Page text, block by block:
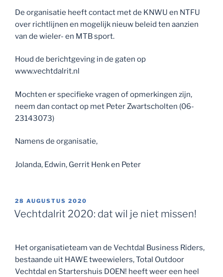
De organisatie heeft contact met de KNWU en NTFU
over richtlijnen en mogelijk nieuw beleid ten aanzien
van de wieler- en MTB sport.
Houd de berichtgeving in de gaten op
www.vechtdalrit.nl
Mochten er specifieke vragen of opmerkingen zijn,
neem dan contact op met Peter Zwartscholten (06-
23143073)
Namens de organisatie,
Jolanda, Edwin, Gerrit Henk en Peter
GEPLAATST
OP
28 AUGUSTUS 2020
Vechtdalrit 2020: dat wil je niet missen!
Het organisatieteam van de Vechtdal Business Riders,
bestaande uit HAWE tweewielers, Total Outdoor
Vechtdal en Startershuis DOEN! heeft weer een heel